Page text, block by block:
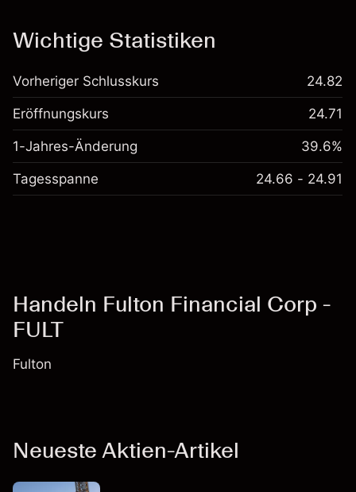
Wichtige Statistiken
Vorheriger Schlusskurs 24.82
Eröffnungskurs 24.71
1-Jahres-Änderung 39.6%
Tagesspanne 24.66 - 24.91
Handeln Fulton Financial Corp -
FULT
Fulton
Neueste Aktien-Artikel